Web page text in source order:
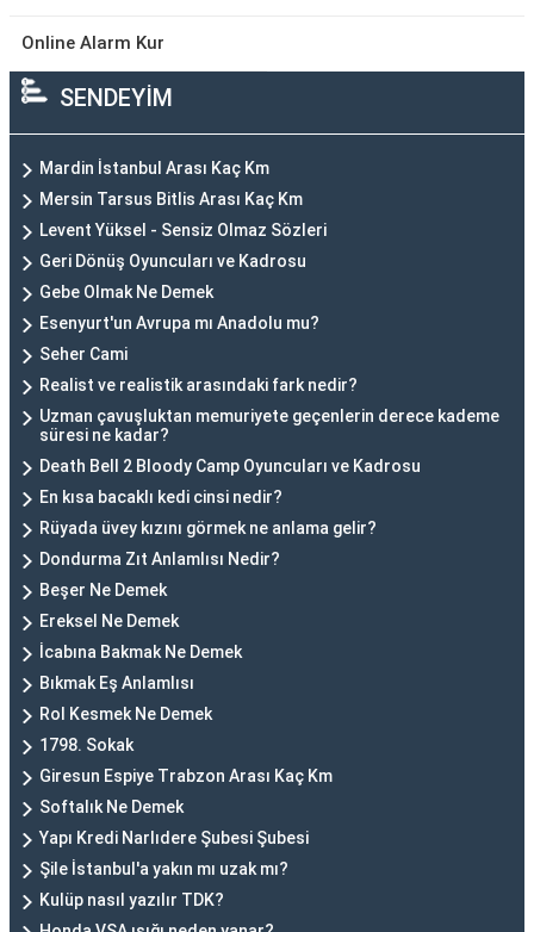
Online Alarm Kur
SENDEYİM
Mardin İstanbul Arası Kaç Km
Mersin Tarsus Bitlis Arası Kaç Km
Levent Yüksel - Sensiz Olmaz Sözleri
Geri Dönüş Oyuncuları ve Kadrosu
Gebe Olmak Ne Demek
Esenyurt'un Avrupa mı Anadolu mu?
Seher Cami
Realist ve realistik arasındaki fark nedir?
Uzman çavuşluktan memuriyete geçenlerin derece kademe
süresi ne kadar?
Death Bell 2 Bloody Camp Oyuncuları ve Kadrosu
En kısa bacaklı kedi cinsi nedir?
Rüyada üvey kızını görmek ne anlama gelir?
Dondurma Zıt Anlamlısı Nedir?
Beşer Ne Demek
Ereksel Ne Demek
İcabına Bakmak Ne Demek
Bıkmak Eş Anlamlısı
Rol Kesmek Ne Demek
1798. Sokak
Giresun Espiye Trabzon Arası Kaç Km
Softalık Ne Demek
Yapı Kredi Narlıdere Şubesi Şubesi
Şile İstanbul'a yakın mı uzak mı?
Kulüp nasıl yazılır TDK?